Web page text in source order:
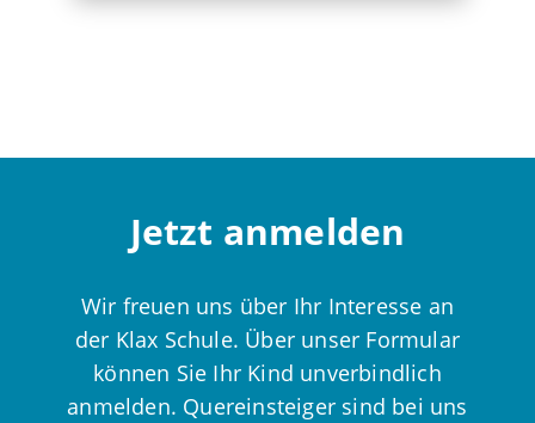
Jetzt anmelden
Wir freuen uns über Ihr Interesse an
der Klax Schule. Über unser Formular
können Sie Ihr Kind unverbindlich
anmelden. Quereinsteiger sind bei uns